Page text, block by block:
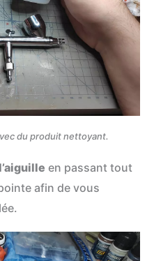
du produit nettoyant.
en passant tout
afin de vous